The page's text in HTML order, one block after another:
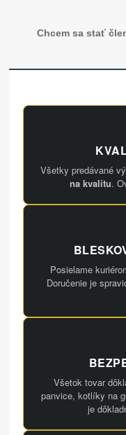
Chcem sa stať
Všetky predávané
na kvalitu.
Posielame
Doručenie je
Všetok tovar
panvice, kotlíky na
je